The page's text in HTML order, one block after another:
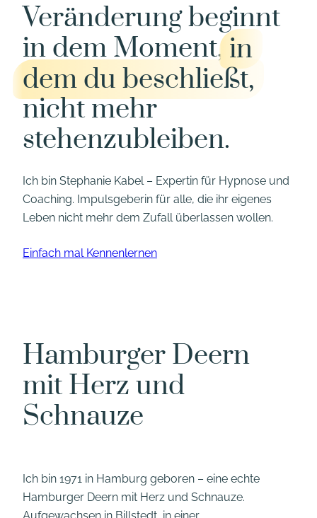
Veränderung beginnt
in dem Moment,in
dem du beschließt,
nicht mehr
stehenzubleiben.
Ich bin Stephanie Kabel – Expertin für Hypnose und
Coaching. Impulsgeberin für alle, die ihr eigenes
Leben nicht mehr dem Zufall überlassen wollen.
Einfach mal Kennenlernen
Hamburger Deern
mit Herz und
Schnauze
Ich bin 1971 in Hamburg geboren – eine echte
Hamburger Deern mit Herz und Schnauze.